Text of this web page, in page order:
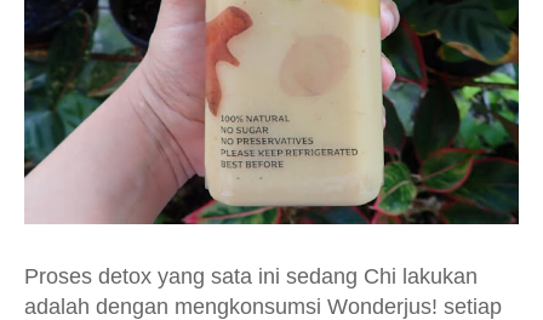
Proses detox yang sata ini sedang Chi lakukan
adalah dengan mengkonsumsi Wonderjus! setiap